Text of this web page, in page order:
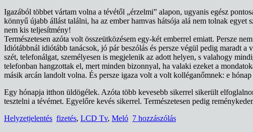
Igazából többet vártam volna a tévétől „érzelmi” alapon, ugyanis egész
könnyű újabb állást találni, ha az ember hamvas hátsója alá nem tolnak
nem kis teljesítmény!
Természetesen azóta volt összeütközésem egy-két emberrel emiatt. Persze
Idiótábbnál idiótább tanácsok, jó pár beszólás és persze végül pedig maradt
szét, telefonálgat, személyesen is megjelenik az adott helyen, s valahogy
telefonban hangzottak el, mert minden bizonnyal, ha valaki ezeket a
másik arcán landolt volna. És persze igaza volt a volt kolléganőmnek: e
Egy hónapja itthon üldögélek. Azóta több kevesebb sikerrel sikerült
tesztelni a tévémet. Egyelőre kevés sikerrel. Természetesen pedig
Helyzetjelentés fizetés, LCD Tv, Meló 7 hozzászólás